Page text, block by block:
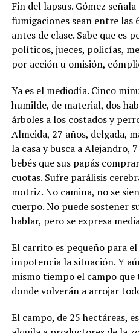
Fin del lapsus. Gómez
fumigaciones sean entre las
antes de clase. Sabe que es
políticos, jueces, policías,
por acción u omisión,
Ya es el mediodía. Cinco
humilde, de material, dos
árboles a los costados y
Almeida, 27 años, delgada,
la casa y busca a Alejandro,
bebés que sus papás
cuotas. Sufre parálisis
motriz. No camina, no se
cuerpo. No puede sostener
hablar, pero se expresa
El carrito es pequeño para
impotencia la situación. Y
mismo tiempo el campo que
donde volverán a arrojar
El campo, de 25 hectáreas,